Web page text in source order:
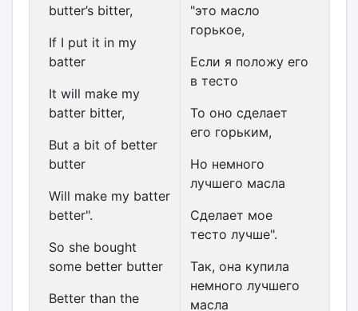
butter’s bitter,
If I put it in my
batter
It will make my
batter bitter,
But a bit of better
butter
Will make my batter
better".
So she bought
some better butter
Better than the
"это масло
горькое,
Если я положу его
в тесто
То оно сделает
его горьким,
Но немного
лучшего масла
Сделает мое
тесто лучше".
Так, она купила
немного лучшего
масла